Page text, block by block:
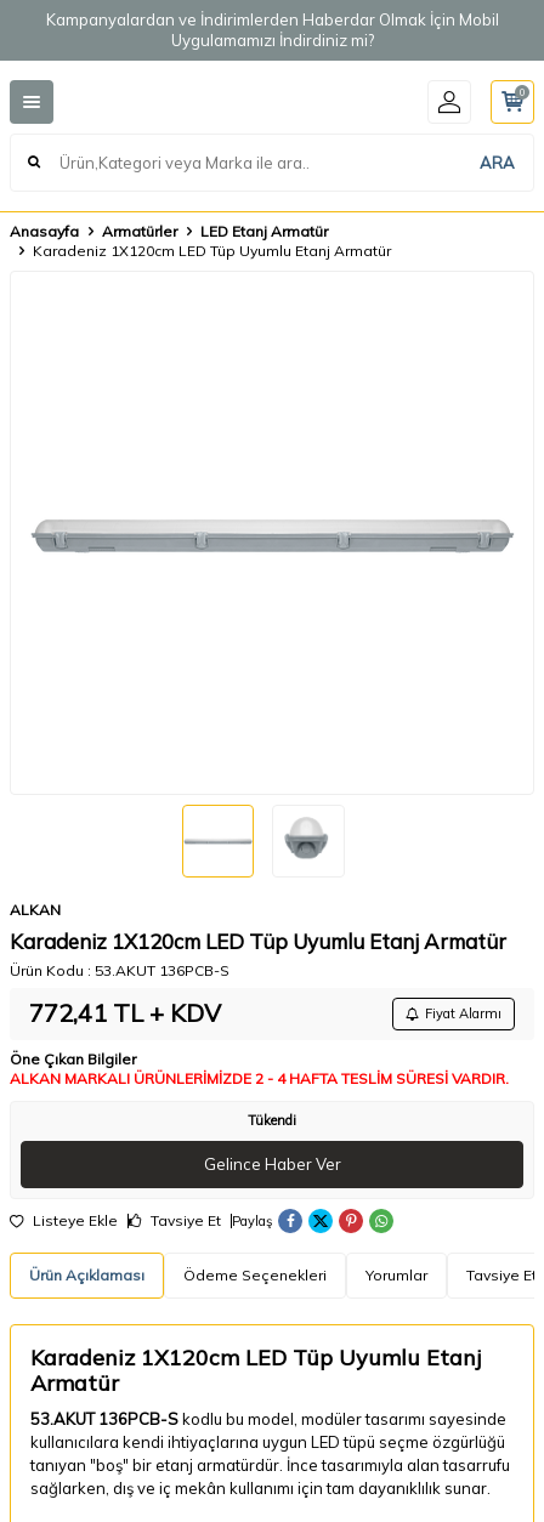
Kampanyalardan ve İndirimlerden Haberdar Olmak İçin Mobil
Uygulamamızı İndirdiniz mi?
ARA
0
Anasayfa Armatürler
LED Etanj Armatür
Karadeniz 1X120cm LED Tüp Uyumlu Etanj Armatür
ALKAN
Karadeniz 1X120cm LED Tüp Uyumlu Etanj Armatür
Ürün Kodu : 53.AKUT 136PCB-S
772,41 TL + KDV Fiyat Alarmı
Öne Çıkan Bilgiler
ALKAN MARKALI ÜRÜNLERİMİZDE 2 - 4 HAFTA TESLİM SÜRESİ VARDIR.
Tükendi
Gelince Haber Ver
Listeye Ekle Tavsiye Et Paylaş
Ürün Açıklaması Ödeme Seçenekleri Yorumlar Tavsiye Et
Karadeniz 1X120cm LED Tüp Uyumlu Etanj
Armatür
53.AKUT 136PCB-Skodlu bu model, modüler tasarımı sayesinde
kullanıcılara kendi ihtiyaçlarına uygun LED tüpü seçme özgürlüğü
tanıyan "boş" bir etanj armatürdür. İnce tasarımıyla alan tasarrufu
sağlarken, dış ve iç mekân kullanımı için tam dayanıklılık sunar.